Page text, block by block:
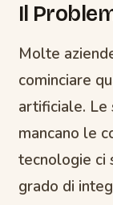
Il
Molte
cominciare
artificiale. Le
mancano le
tecnologie ci
grado di